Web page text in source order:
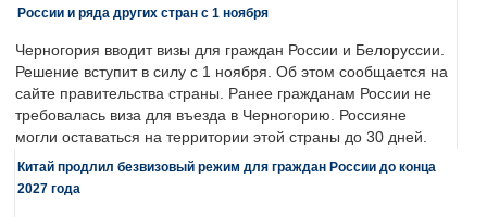
России и ряда других стран с 1 ноября
Черногория вводит визы для граждан России и Белоруссии.
Решение вступит в силу с 1 ноября. Об этом сообщается на
сайте правительства страны. Ранее гражданам России не
требовалась виза для въезда в Черногорию. Россияне
могли оставаться на территории этой страны до 30 дней.
Китай продлил безвизовый режим для граждан России до конца
2027 года